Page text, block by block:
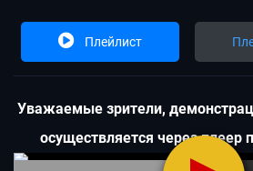
Плейлист
Увaжaeмыe зpитeли,
ocущecтвляeтcя чepeз плeep